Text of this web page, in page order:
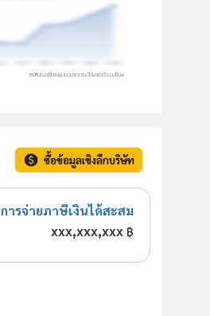
ซื้อข้อมูลเชิงลึกบริษัท
การจ่ายภาษีเงินได้สะสม
xxx,xxx,xxx ฿